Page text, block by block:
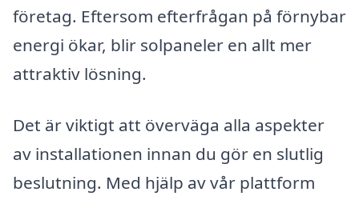
företag. Eftersom efterfrågan på förnybar
energi ökar, blir solpaneler en allt mer
attraktiv lösning.
Det är viktigt att överväga alla aspekter
av installationen innan du gör en slutlig
beslutning. Med hjälp av vår plattform